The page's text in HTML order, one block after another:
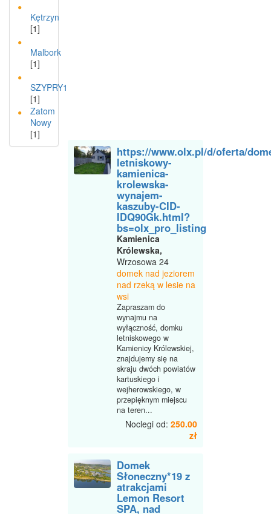
Kętrzyn
[1]
Malbork
[1]
SZYPRY1
[1]
Zatom
Nowy
[1]
https://www.olx.pl/d/oferta/
letniskowy-
kamienica-
krolewska-
wynajem-
kaszuby-CID-
IDQ90Gk.html?
bs=olx_pro_listing
Kamienica
Królewska,
Wrzosowa 24
domek nad jeziorem
nad rzeką w lesie na
wsi
Zapraszam do
wynajmu na
wyłączność, domku
letniskowego w
Kamienicy Królewskiej,
znajdujemy się na
skraju dwóch powiatów
kartuskiego i
wejherowskiego, w
przepięknym miejscu
na teren...
Noclegi od: 250.00
zł
Domek
Słoneczny*19 z
atrakcjami
Lemon Resort
SPA, nad